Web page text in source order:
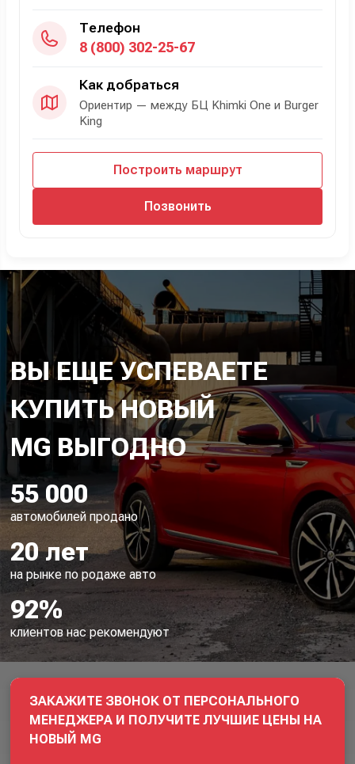
Телефон
8 (800) 302-25-67
Как добраться
Ориентир — между БЦ Khimki One и Burger
King
Построить маршрут
Позвонить
ЗАКАЖИТЕ ЗВОНОК ОТ ПЕРСОНАЛЬНОГО
МЕНЕДЖЕРА И ПОЛУЧИТЕ ЛУЧШИЕ ЦЕНЫ НА
НОВЫЙ MG
ВЫ ЕЩЕ УСПЕВАЕТЕ
КУПИТЬ НОВЫЙ
MG ВЫГОДНО
55 000
автомобилей продано
20 лет
на рынке по родаже авто
92%
клиентов нас рекомендуют